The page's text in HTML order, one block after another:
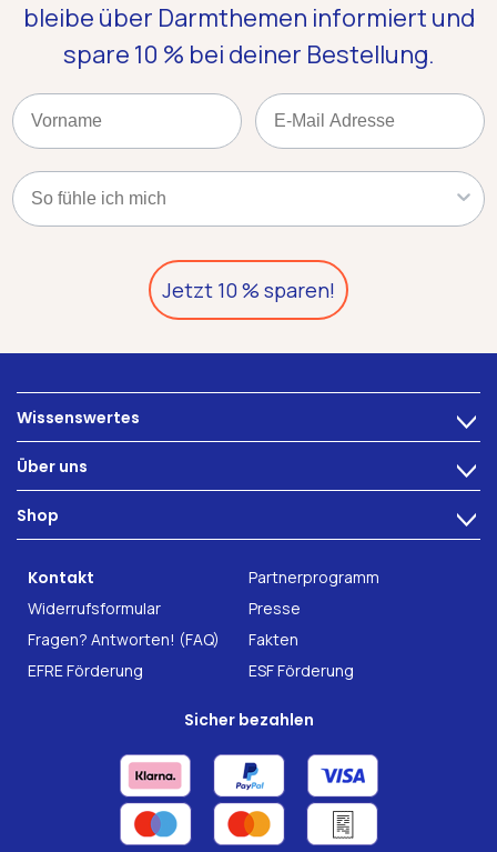
bleibe über Darmthemen informiert und
spare 10 % bei deiner Bestellung.
Name Email
Kategorie
Jetzt 10 % sparen!
Wissenswertes >
Ernährung
Darmgesundheit
Über uns >
Technologie
Karriere
Forschung
Shop >
INTEST.pro
Nahrungsergänzung
Kontakt
Partnerprogramm
Widerrufsformular
Presse
Fragen? Antworten! (FAQ)
Fakten
EFRE Förderung
ESF Förderung
Sicher bezahlen